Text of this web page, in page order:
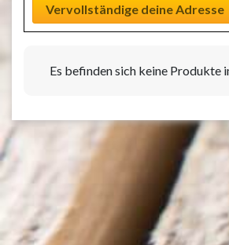
Vervollständige deine Adresse
Es befinden sich keine Produkte